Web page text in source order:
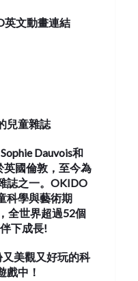
英文動畫連結
兒童雜誌
Dauvois和
英國倫敦，至今為
誌之一。OKIDO
科學與藝術期
全世界超過52個
下成長!
又美觀又好玩的科
戲中！